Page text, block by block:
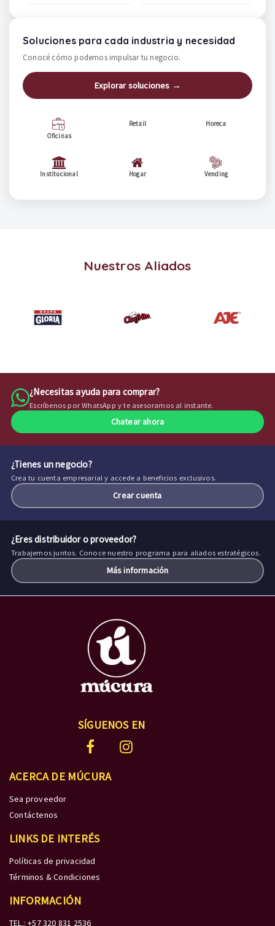
Soluciones para cada industria y necesidad
Conocé cómo podemos impulsar tu negocio.
Explorar soluciones →
Oficinas
Retail Horeca
Institucional Hogar Vending
Nuestros Aliados
¿Necesitas ayuda para comprar?
Escríbenos por WhatsApp y te asesoramos al instante.
Chatear ahora
¿Tienes un negocio?
Crea tu cuenta empresarial y accede a beneficios exclusivos.
Crear cuenta
¿Eres distribuidor o proveedor?
Trabajemos juntos. Conoce nuestro programa para aliados estratégicos.
Más información
SÍGUENOS EN
ACERCA DE MÚCURA
Sea proveedor
Contáctenos
LINKS DE INTERÉS
Políticas de privacidad
Términos & Condiciones
INFORMACIÓN
TEL.: +57 320 831 2536